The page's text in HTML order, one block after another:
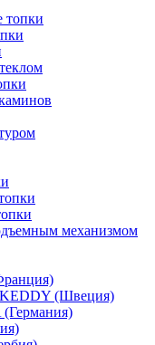
топки
механизмом
KEDDY (Швеция)